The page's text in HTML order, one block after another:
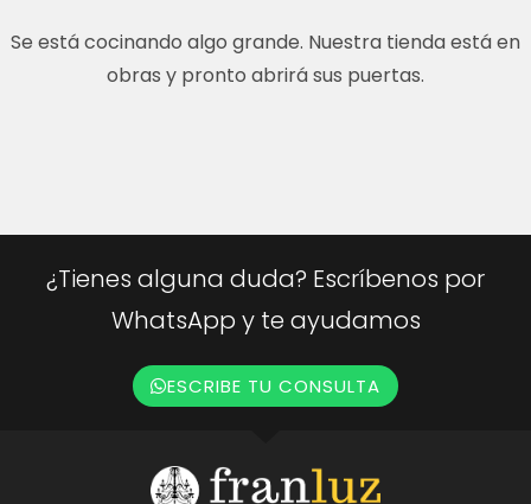
Se está cocinando algo grande. Nuestra tienda está en
obras y pronto abrirá sus puertas.
¿Tienes alguna duda? Escríbenos por
WhatsApp y te ayudamos
ESCRIBE TU CONSULTA